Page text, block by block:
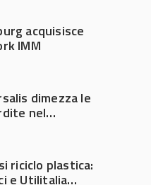
acquisisce
IMM
dimezza le
nel
riciclo plastica:
e Utilitalia